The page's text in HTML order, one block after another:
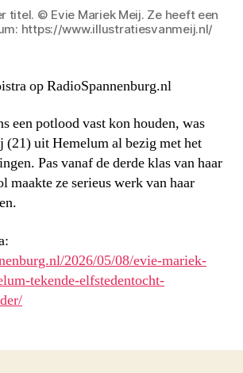
titel. © Evie Mariek Meij. Ze heeft een
https://www.illustratiesvanmeij.nl/
op RadioSpannenburg.nl
een potlood vast kon houden, was
uit Hemelum al bezig met het
Pas vanaf de derde klas van haar
maakte ze serieus werk van haar
2026/05/08/evie-mariek-
tekende-elfstedentocht-